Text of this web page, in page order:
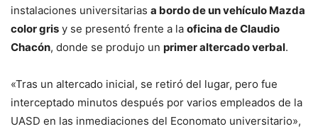
instalaciones universitarias a bordo de un vehículo Mazda
color gris y se presentó frente a la oficina de Claudio
Chacón, donde se produjo un primer altercado verbal.
«Tras un altercado inicial, se retiró del lugar, pero fue
interceptado minutos después por varios empleados de la
UASD en las inmediaciones del Economato universitario»,